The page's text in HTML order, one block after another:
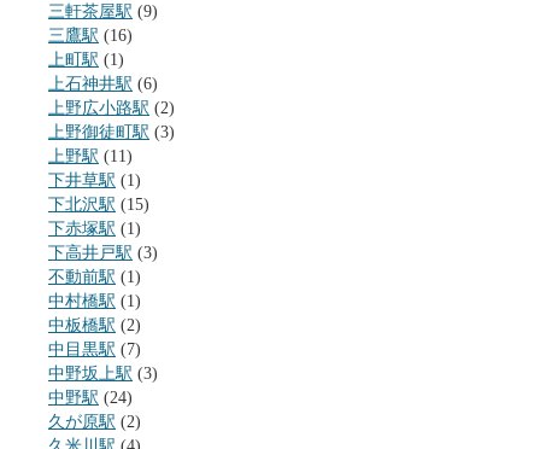
三軒茶屋駅 (9)
三鷹駅 (16)
上町駅 (1)
上石神井駅 (6)
上野広小路駅 (2)
上野御徒町駅 (3)
上野駅 (11)
下井草駅 (1)
下北沢駅 (15)
下赤塚駅 (1)
下高井戸駅 (3)
不動前駅 (1)
中村橋駅 (1)
中板橋駅 (2)
中目黒駅 (7)
中野坂上駅 (3)
中野駅 (24)
久が原駅 (2)